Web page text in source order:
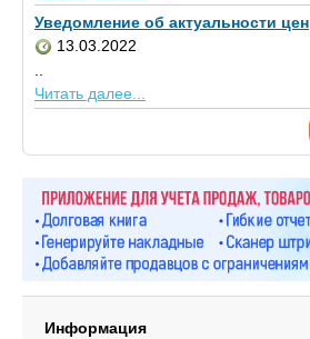
Уведомление об актуальности цен
13.03.2022
Читать далее...
Информация